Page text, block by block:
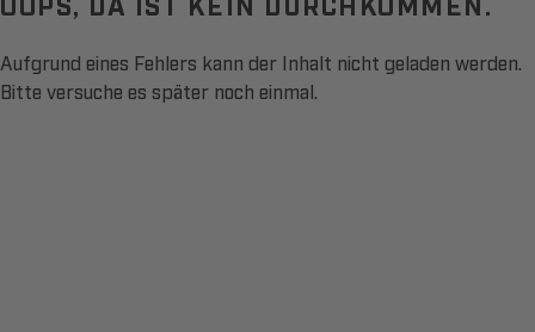
Aufgrund eines Fehlers kann der Inhalt nicht geladen werden.
Bitte versuche es später noch einmal.